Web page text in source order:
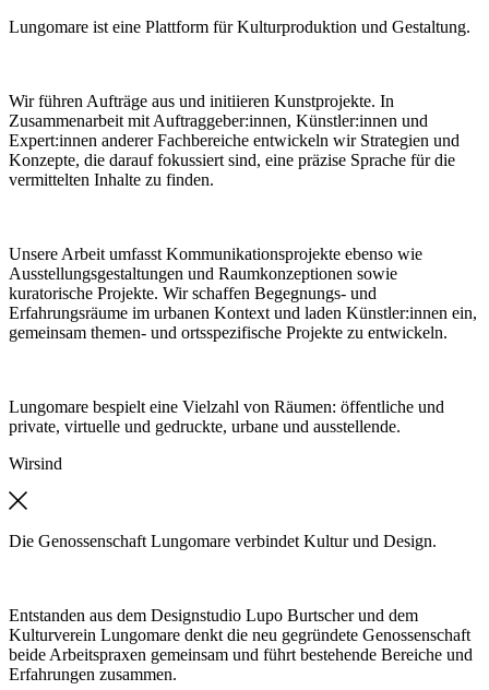
Lungomare ist eine Plattform für Kulturproduktion und Gestaltung.
Wir führen Aufträge aus und initiieren Kunstprojekte. In
Zusammenarbeit mit Auftraggeber:innen, Künstler:innen und
Expert:innen anderer Fachbereiche entwickeln wir Strategien und
Konzepte, die darauf fokussiert sind, eine präzise Sprache für die
vermittelten Inhalte zu finden.
Unsere Arbeit umfasst Kommunikationsprojekte ebenso wie
Ausstellungsgestaltungen und Raumkonzeptionen sowie
kuratorische Projekte. Wir schaffen Begegnungs- und
Erfahrungsräume im urbanen Kontext und laden Künstler:innen ein,
gemeinsam themen- und ortsspezifische Projekte zu entwickeln.
Lungomare bespielt eine Vielzahl von Räumen: öffentliche und
private, virtuelle und gedruckte, urbane und ausstellende.
Wirsind
Die Genossenschaft Lungomare verbindet Kultur und Design.
Entstanden aus dem Designstudio Lupo Burtscher und dem
Kulturverein Lungomare denkt die neu gegründete Genossenschaft
beide Arbeitspraxen gemeinsam und führt bestehende Bereiche und
Erfahrungen zusammen.